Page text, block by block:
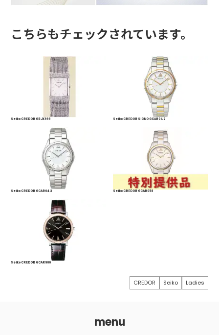
こちらもチェックされています。
Seiko CREDOR GBJX999 Seiko CREDOR SIGNO GCAR042
Seiko CREDOR GCAR043 Seiko CREDOR GCAR058
Seiko CREDOR GCAR966
CREDOR Seiko Ladies
menu